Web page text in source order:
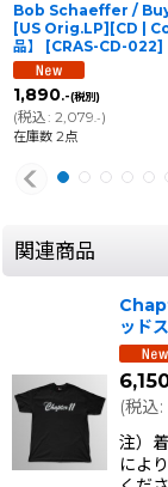
Bob Schaeffer /
[US Orig.LP][CD |
品】
[CRAS-CD-022]
1,890.-(税別)
(税込: 2,079 .-)
在庫数 2点
関連商品
ッド
(税込:
注）
によ